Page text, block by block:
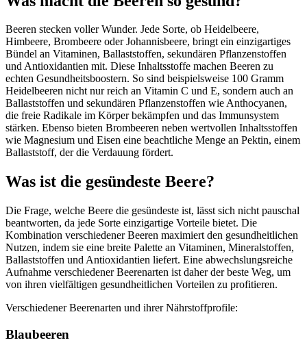
Beeren stecken voller Wunder. Jede Sorte, ob Heidelbeere,
Himbeere, Brombeere oder Johannisbeere, bringt ein einzigartiges
Bündel an Vitaminen, Ballaststoffen, sekundären Pflanzenstoffen
und Antioxidantien mit. Diese Inhaltsstoffe machen Beeren zu
echten Gesundheitsboostern. So sind beispielsweise 100 Gramm
Heidelbeeren nicht nur reich an Vitamin C und E, sondern auch an
Ballaststoffen und sekundären Pflanzenstoffen wie Anthocyanen,
die freie Radikale im Körper bekämpfen und das Immunsystem
stärken. Ebenso bieten Brombeeren neben wertvollen Inhaltsstoffen
wie Magnesium und Eisen eine beachtliche Menge an Pektin, einem
Ballaststoff, der die Verdauung fördert.
Was ist die gesündeste Beere?
Die Frage, welche Beere die gesündeste ist, lässt sich nicht pauschal
beantworten, da jede Sorte einzigartige Vorteile bietet. Die
Kombination verschiedener Beeren maximiert den gesundheitlichen
Nutzen, indem sie eine breite Palette an Vitaminen, Mineralstoffen,
Ballaststoffen und Antioxidantien liefert. Eine abwechslungsreiche
Aufnahme verschiedener Beerenarten ist daher der beste Weg, um
von ihren vielfältigen gesundheitlichen Vorteilen zu profitieren.
Verschiedener Beerenarten und ihrer Nährstoffprofile:
Blaubeeren